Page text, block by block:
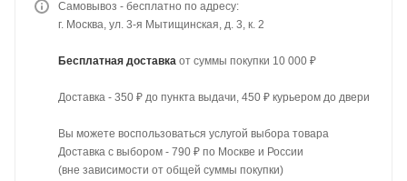
Самовывоз - бесплатно по адресу:
г. Москва, ул. 3-я Мытищинская, д. 3, к. 2
Бесплатная доставка от суммы покупки 10 000 ₽
Доставка - 350 ₽ до пункта выдачи, 450 ₽ курьером до двери
Вы можете воспользоваться услугой выбора товара
Доставка с выбором - 790 ₽ по Москве и России
(вне зависимости от общей суммы покупки)